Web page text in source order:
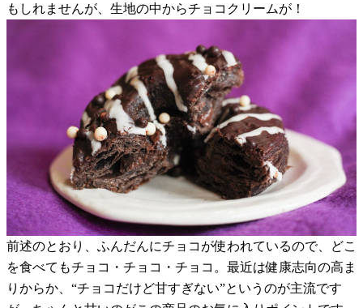
もしれませんが、生地の中からチョコクリームが！
前述のとおり、ふんだんにチョコが使われているので、どこ
を食べてもチョコ・チョコ・チョコ。最近は健康志向の高ま
りからか、“チョコだけど甘すぎない”というのが主流です